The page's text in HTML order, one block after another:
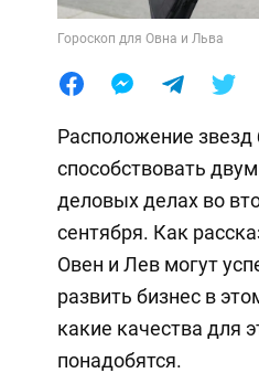
Гороскоп для Овна и Льва
Расположение звезд
способствовать
деловых делах во
сентября. Как
Овен и Лев могут
развить бизнес в
какие качества для
понадобятся.